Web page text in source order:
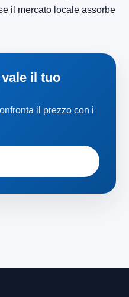
il mercato locale assorbe
il tuo
il prezzo con i